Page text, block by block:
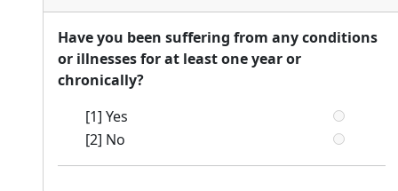
Have you been suffering from any conditions
or illnesses for at least one year or
chronically?
[1] Yes
[2] No